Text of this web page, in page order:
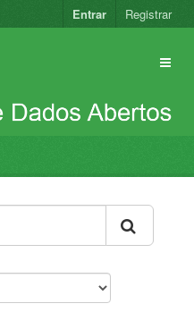
Entrar Registrar